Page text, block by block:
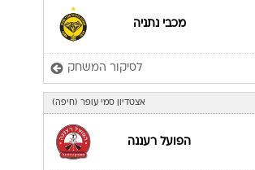
מכבי נתניה
לסיקור המשחק
אצטדיון סמי עופר (חיפה)
הפועל רעננה